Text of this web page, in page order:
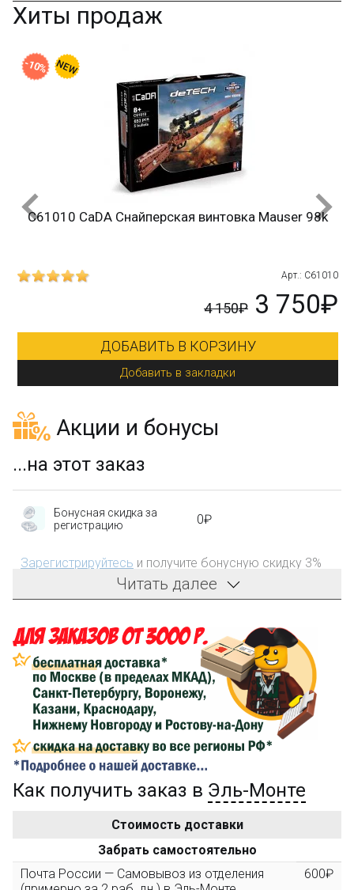
Хиты продаж
C61010 CaDA Снайперская винтовка Mauser 98k
Арт.: C61010
4 150₽ 3 750₽
ДОБАВИТЬ В КОРЗИНУ
Добавить в закладки
-10%
Акции и бонусы
...на этот заказ
Бонусная скидка за
регистрацию
0₽
Зарегистрируйтесь и получите бонусную скидку 3%
на первый заказ!
затрат на доставку
Сделайте заказ на сумму не менее 3 000₽, оплатите
его на карту Сбербанка и получите 150₽ на
компенсацию доставки.
...на следующий заказ
Золотая скидка
персональная
10%
3000 рублей, Вы получите постоянную скидку на все
повторные заказы - 10%
Читать далее
Как получить заказ в Эль-Монте
Стоимость доставки
Забрать самостоятельно
Почта России — Самовывоз из отделения
600₽